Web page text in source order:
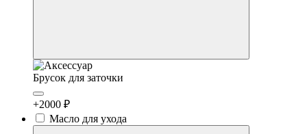
Брусок для заточки
+2000 ₽
Масло для ухода